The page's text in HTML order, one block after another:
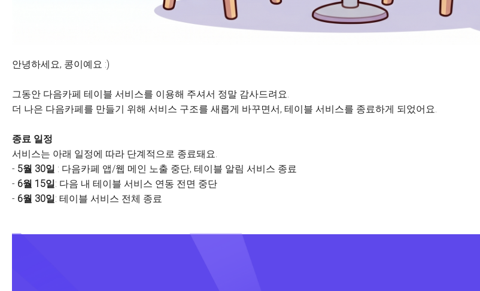
안녕하세요, 콩이예요 :)
그동안 다음카페 테이블 서비스를 이용해 주셔서 정말 감사드려요.
더 나은 다음카페를 만들기 위해 서비스 구조를 새롭게 바꾸면서, 테이블 서비스를 종료하게 되었어요.
종료 일정
서비스는 아래 일정에 따라 단계적으로 종료돼요.
- 5월 30일 : 다음카페 앱/웹 메인 노출 중단, 테이블 알림 서비스 종료
- 6월 15일: 다음 내 테이블 서비스 연동 전면 중단
- 6월 30일: 테이블 서비스 전체 종료